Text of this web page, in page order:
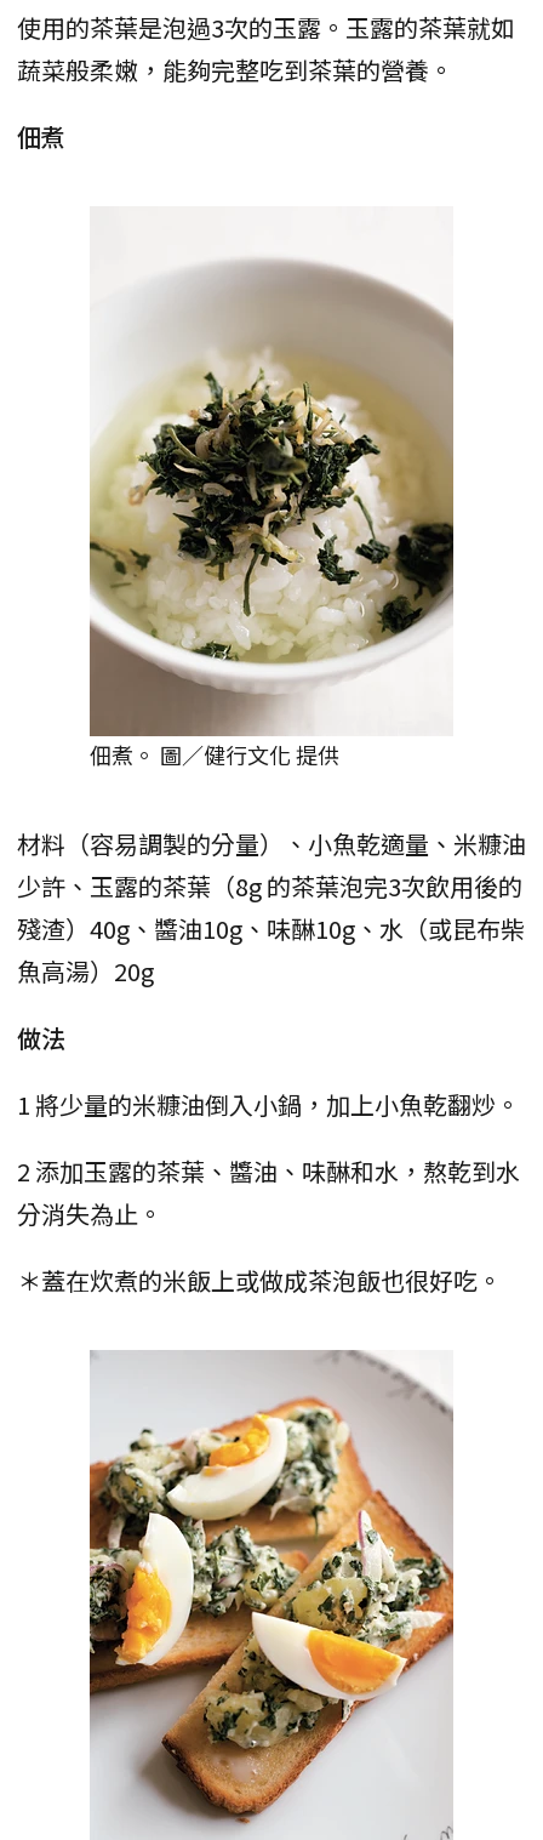
使用的茶葉是泡過3次的玉露。玉露的茶葉就如
蔬菜般柔嫩，能夠完整吃到茶葉的營養。
佃煮
佃煮。 圖／健行文化 提供
材料（容易調製的分量）、小魚乾適量、米糠油
少許、玉露的茶葉（8g 的茶葉泡完3次飲用後的
殘渣）40g、醬油10g、味醂10g、水（或昆布柴
魚高湯）20g
做法
1 將少量的米糠油倒入小鍋，加上小魚乾翻炒。
2 添加玉露的茶葉、醬油、味醂和水，熬乾到水
分消失為止。
＊蓋在炊煮的米飯上或做成茶泡飯也很好吃。